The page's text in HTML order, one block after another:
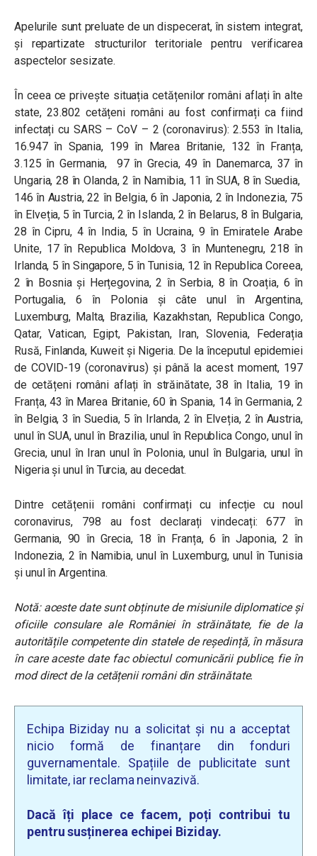
Apelurile sunt preluate de un dispecerat, în sistem integrat,
și repartizate structurilor teritoriale pentru verificarea
aspectelor sesizate.
În ceea ce privește situația cetățenilor români aflați în alte
state, 23.802 cetățeni români au fost confirmați ca fiind
infectați cu SARS – CoV – 2 (coronavirus): 2.553 în Italia,
16.947 în Spania, 199 în Marea Britanie, 132 în Franța,
3.125 în Germania, 97 în Grecia, 49 în Danemarca, 37 în
Ungaria, 28 în Olanda, 2 în Namibia, 11 în SUA, 8 în Suedia,
146 în Austria, 22 în Belgia, 6 în Japonia, 2 în Indonezia, 75
în Elveția, 5 în Turcia, 2 în Islanda, 2 în Belarus, 8 în Bulgaria,
28 în Cipru, 4 în India, 5 în Ucraina, 9 în Emiratele Arabe
Unite, 17 în Republica Moldova, 3 în Muntenegru, 218 în
Irlanda, 5 în Singapore, 5 în Tunisia, 12 în Republica Coreea,
2 în Bosnia și Herțegovina, 2 în Serbia, 8 în Croația, 6 în
Portugalia, 6 în Polonia și câte unul în Argentina,
Luxemburg, Malta, Brazilia, Kazakhstan, Republica Congo,
Qatar, Vatican, Egipt, Pakistan, Iran, Slovenia, Federația
Rusă, Finlanda, Kuweit și Nigeria. De la începutul epidemiei
de COVID-19 (coronavirus) și până la acest moment, 197
de cetățeni români aflați în străinătate, 38 în Italia, 19 în
Franța, 43 în Marea Britanie, 60 în Spania, 14 în Germania, 2
în Belgia, 3 în Suedia, 5 în Irlanda, 2 în Elveția, 2 în Austria,
unul în SUA, unul în Brazilia, unul în Republica Congo, unul în
Grecia, unul în Iran unul în Polonia, unul în Bulgaria, unul în
Nigeria și unul în Turcia, au decedat.
Dintre cetățenii români confirmați cu infecție cu noul
coronavirus, 798 au fost declarați vindecați: 677 în
Germania, 90 în Grecia, 18 în Franța, 6 în Japonia, 2 în
Indonezia, 2 în Namibia, unul în Luxemburg, unul în Tunisia
și unul în Argentina.
Notă: aceste date sunt obținute de misiunile diplomatice și
oficiile consulare ale României în străinătate, fie de la
autoritățile competente din statele de reședință, în măsura
în care aceste date fac obiectul comunicării publice, fie în
mod direct de la cetățenii români din străinătate.
Echipa Biziday nu a solicitat și nu a acceptat
nicio formă de finanțare din fonduri
guvernamentale. Spațiile de publicitate sunt
limitate, iar reclama neinvazivă.
Dacă îți place ce facem, poți contribui tu
pentru susținerea echipei Biziday.